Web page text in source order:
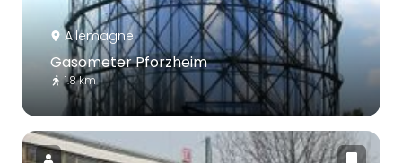
Allemagne
Gasometer Pforzheim
1.8 km